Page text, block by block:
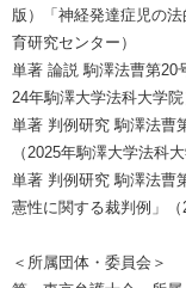
版）「神経発達症児の
育研究センター）
単著 論説 駒澤法曹第20
24年駒澤大学法科大学院
単著 判例研究 駒澤法曹
（2025年駒澤大学法科大
単著 判例研究 駒澤法曹
憲性に関する裁判例」（
＜所属団体・委員会＞